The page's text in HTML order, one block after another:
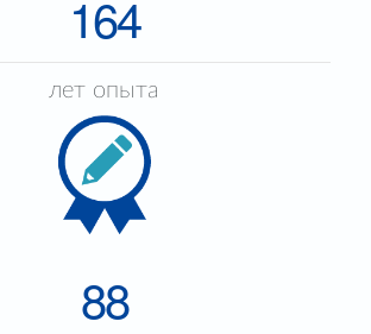
164
лет опыта
88